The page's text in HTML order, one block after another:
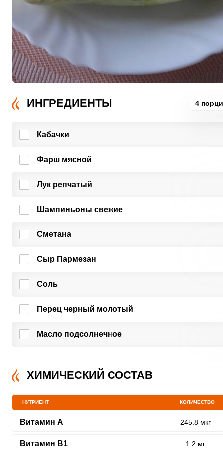
ИНГРЕДИЕНТЫ 4
Кабачки
Фарш мясной
Лук репчатый
Шампиньоны свежие
Сметана
Сыр Пармезан
Соль
Перец черный молотый
Масло подсолнечное
ХИМИЧЕСКИЙ СОСТАВ
НУТРИЕНТ КОЛИЧЕСТВО
Витамин A 245.8 мкг
Витамин В1 1.2 мг